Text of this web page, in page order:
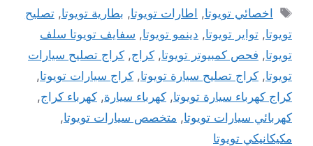
الوسوم
اخصائي تويوتا, اطارات تويوتا, بطارية تويوتا,تصليح
تويوتا, تواير تويوتا, دينمو تويوتا, سفايف تويوتا سلف
تويوتا, فحص كمبيوتر تويوتا, كراج, كراج تصليح سيارات
تويوتا, كراج تصليح سيارة تويوتا, كراج سيارات تويوتا,
كراج كهرباء سيارة تويوتا, كهرباء سيارة, كهرباء كراج,
كهربائي سيارات تويوتا, متخصص سيارات تويوتا,
مكيكانيكي تويوتا